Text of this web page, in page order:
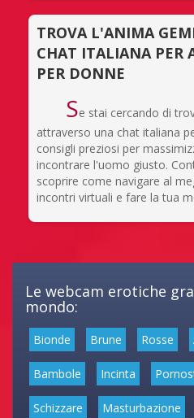
TROVA L'ANIMA
CHAT ITALIANA PER
PER DONNE
Se stai cercando di
attraverso una chat italiana
consigli preziosi per
incontrare l'uomo giusto.
scoprire come navigare al
incontri virtuali e fare la tua
Le webcam erotiche
mondo:
Bionde Brune Rosse
Bambole Incinta
Schizzare Masturbazione